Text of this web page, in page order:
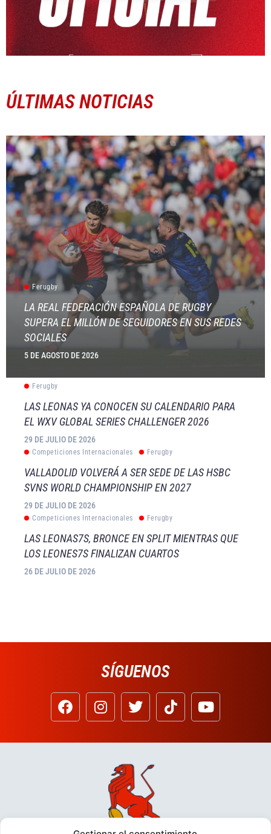
ÚLTIMAS NOTICIAS
Ferugby
LA REAL FEDERACIÓN ESPAÑOLA DE RUGBY
SUPERA EL MILLÓN DE SEGUIDORES EN SUS REDES
SOCIALES
5 DE AGOSTO DE 2026
Ferugby
LAS LEONAS YA CONOCEN SU CALENDARIO PARA
EL WXV GLOBAL SERIES CHALLENGER 2026
29 DE JULIO DE 2026
Competiciones Internacionales Ferugby
VALLADOLID VOLVERÁ A SER SEDE DE LAS HSBC
SVNS WORLD CHAMPIONSHIP EN 2027
29 DE JULIO DE 2026
Competiciones Internacionales Ferugby
LAS LEONAS7S, BRONCE EN SPLIT MIENTRAS QUE
LOS LEONES7S FINALIZAN CUARTOS
26 DE JULIO DE 2026
SÍGUENOS